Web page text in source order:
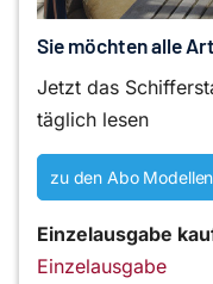
Sie möchten alle
Jetzt das
täglich lesen
zu den Abo Modellen
Einzelausgabe
Einzelausgabe